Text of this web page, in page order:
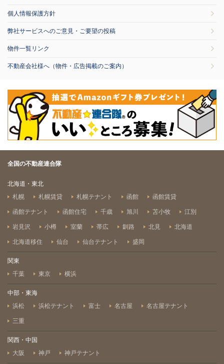
個人情報保護方針
弊社サービスへのご意見・ご要望の投稿
物件一覧リンク
不動産会社様へ（物件・広告掲載のご案内）
全国の不動産連合隊
北海道・東北
札幌
札幌賃貸 札幌テナント 函館 函館賃貸
函館テナント 函館住宅 千歳 旭川 苫小牧 江別
岩見沢 小樽 室蘭 帯広 釧路 北見 北海道
北海道移住 仙台 仙台テナント 盛岡
関東
千葉
東京 横浜
中部・東海
浜松
浜松テナント 富士 名古屋 名古屋テナント
三重
関西・中国
大阪
神戸 神戸テナント